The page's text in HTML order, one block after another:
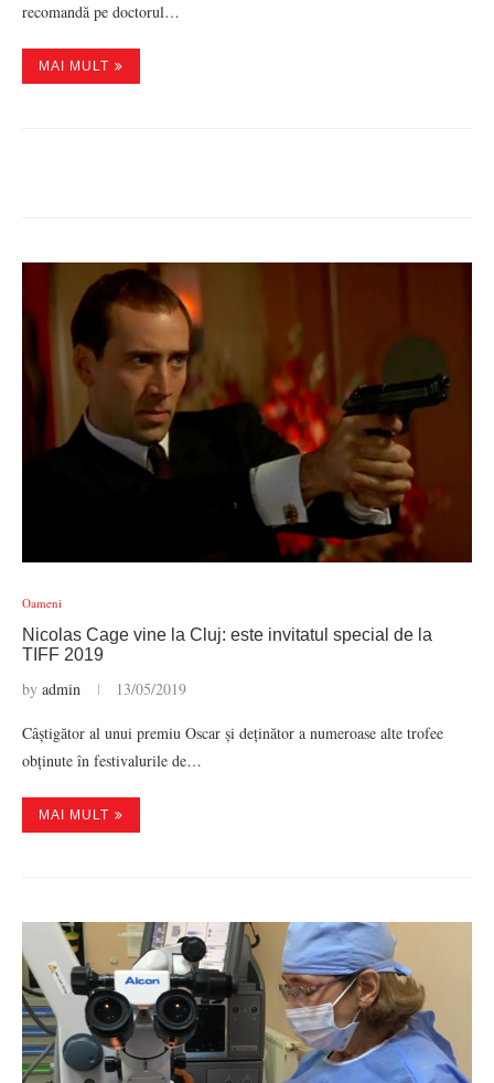
recomandă pe doctorul…
MAI MULT
Oameni
Nicolas Cage vine la Cluj: este invitatul special de la
TIFF 2019
by admin 13/05/2019
Câștigător al unui premiu Oscar și deținător a numeroase alte trofee
obținute în festivalurile de…
MAI MULT